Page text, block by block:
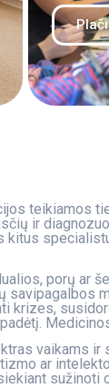
teikiamos
ir
kitus
porų ar
savipagalbos
krizes,
vaikams
ar
sužinoti